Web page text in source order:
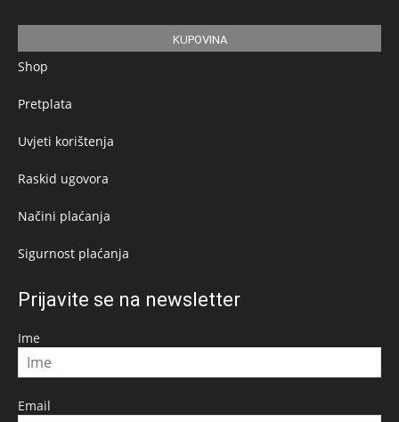
KUPOVINA
Shop
Pretplata
Uvjeti korištenja
Raskid ugovora
Načini plaćanja
Sigurnost plaćanja
Prijavite se na newsletter
Ime
Email